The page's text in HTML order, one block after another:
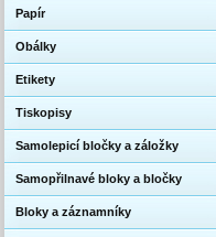
Papír
Obálky
Etikety
Tiskopisy
Samolepicí bločky a záložky
Samopřilnavé bloky a bločky
Bloky a záznamníky